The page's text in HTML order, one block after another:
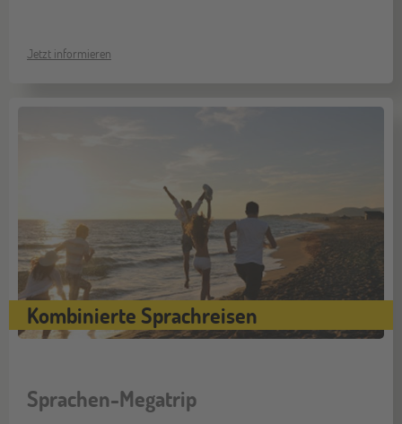
Jetzt informieren
Kombinierte Sprachreisen
Sprachen-Megatrip